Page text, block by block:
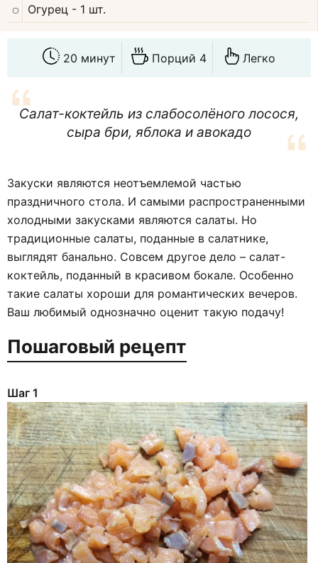
Огурец - 1 шт.
20 минут Порций 4 Легко
Салат-коктейль из слабосолёного лосося,
сыра бри, яблока и авокадо
Закуски являются неотъемлемой частью
праздничного стола. И самыми распространенными
холодными закусками являются салаты. Но
традиционные салаты, поданные в салатнике,
выглядят банально. Совсем другое дело – салат-
коктейль, поданный в красивом бокале. Особенно
такие салаты хороши для романтических вечеров.
Ваш любимый однозначно оценит такую подачу!
Пошаговый рецепт
Шаг 1